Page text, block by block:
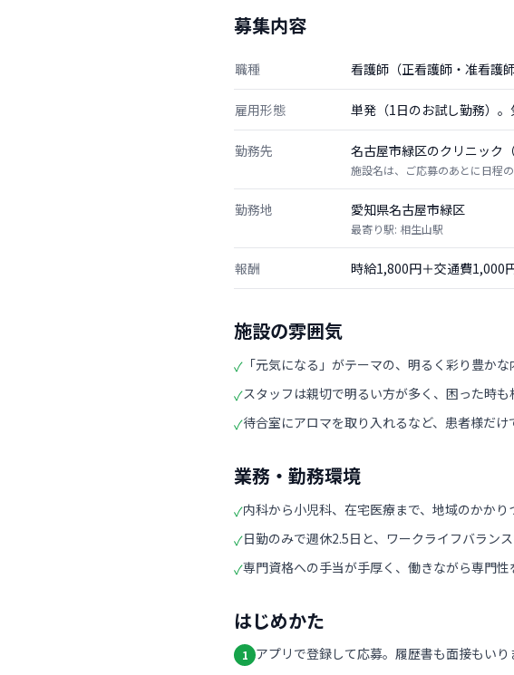
募集内容
職種 看護師（正看護師・准看護師
雇用形態 単発（1日のお試し勤務）
勤務先 名古屋市緑区のクリニック
施設名は、ご応募のあとに日程
勤務地 愛知県名古屋市緑区
最寄り駅: 相生山駅
報酬 時給1,800円＋交通費1,000
施設の雰囲気
✓ 「元気になる」がテーマの、明るく彩り豊か
✓スタッフは親切で明るい方が多く、困った時も
✓待合室にアロマを取り入れるなど、患者様だ
業務・勤務環境
✓内科から小児科、在宅医療まで、地域のかかり
✓日勤のみで週休2.5日と、ワークライフバラン
✓専門資格への手当が手厚く、働きながら専門
はじめかた
1 アプリで登録して応募。履歴書も面接もいり